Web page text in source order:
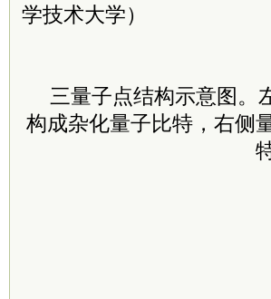
学技术大学）
三量子点结构示意图。
构成杂化量子比特，右侧